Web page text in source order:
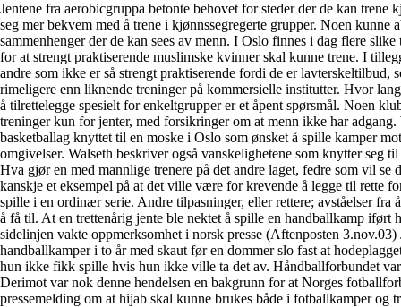
Jentene fra aerobicgruppa betonte behovet for steder der de kan trene
seg mer bekvem med å trene i kjønnssegregerte grupper. Noen kunne
sammenhenger der de kan sees av menn. I Oslo finnes i dag flere
for at strengt praktiserende muslimske kvinner skal kunne trene. I
andre som ikke er så strengt praktiserende fordi de er lavterskeltilbud,
rimeligere enn liknende treninger på kommersielle institutter. Hvor
å tilrettelegge spesielt for enkeltgrupper er et åpent spørsmål. Noen
treninger kun for jenter, med forsikringer om at menn ikke har
basketballag knyttet til en moske i Oslo som ønsket å spille kamper
omgivelser. Walseth beskriver også vanskelighetene som knytter seg
Hva gjør en med mannlige trenere på det andre laget, fedre som vil se
kanskje et eksempel på at det ville være for krevende å legge til rette
spille i en ordinær serie. Andre tilpasninger, eller rettere; avståelser fra
å få til. At en trettenårig jente ble nektet å spille en handballkamp iført
sidelinjen vakte oppmerksomhet i norsk presse (Aftenposten 3.nov.03)
handballkamper i to år med skaut før en dommer slo fast at
hun ikke fikk spille hvis hun ikke ville ta det av. Håndballforbundet
Derimot var nok denne hendelsen en bakgrunn for at Norges
pressemelding om at hijab skal kunne brukes både i fotballkamper og